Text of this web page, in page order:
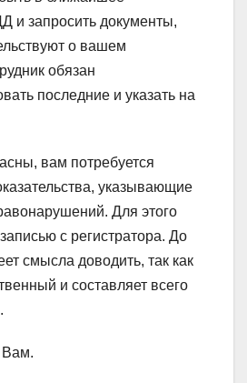
и запросить документы,
о вашем
обязан
последние и указать на
вам потребуется
указывающие
Для этого
с регистратора. До
смысла доводить, так как
и составляет всего
Вам.